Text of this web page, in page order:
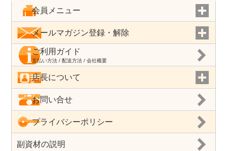
会員メニュー
メールマガジン登録・解除
ご利用ガイド
支払い方法 / 配送方法 / 会社概要
店長について
お問い合せ
プライバシーポリシー
副資材の説明